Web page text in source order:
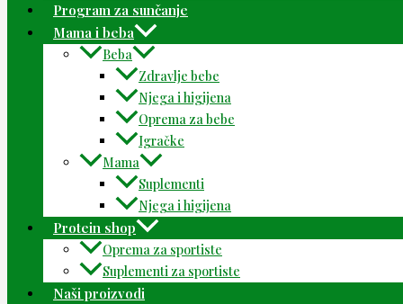
Program za sunčanje
Mama i beba
Beba
Zdravlje bebe
Njega i higijena
Oprema za bebe
Igračke
Mama
Suplementi
Njega i higijena
Protein shop
Oprema za sportiste
Suplementi za sportiste
Naši proizvodi